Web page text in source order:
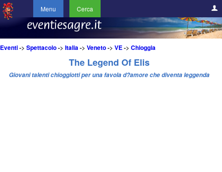
Menu Cerca
Eventi-> Spettacolo-> Italia-> Veneto-> VE-> Chioggia
The Legend Of Elis
Giovani talenti chioggiotti per una favola d?amore che diventa leggenda